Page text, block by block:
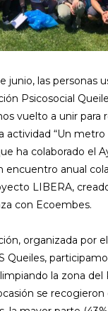
junio, las personas
Psicosocial
vuelto a unir para
actividad “Un metro
ha colaborado el
encuentro anual
LIBERA,
con Ecoembes.
organizada por
Queiles,
la zona del
se